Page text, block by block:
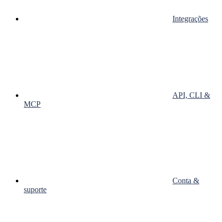
Integrações
API, CLI &
MCP
Conta &
suporte